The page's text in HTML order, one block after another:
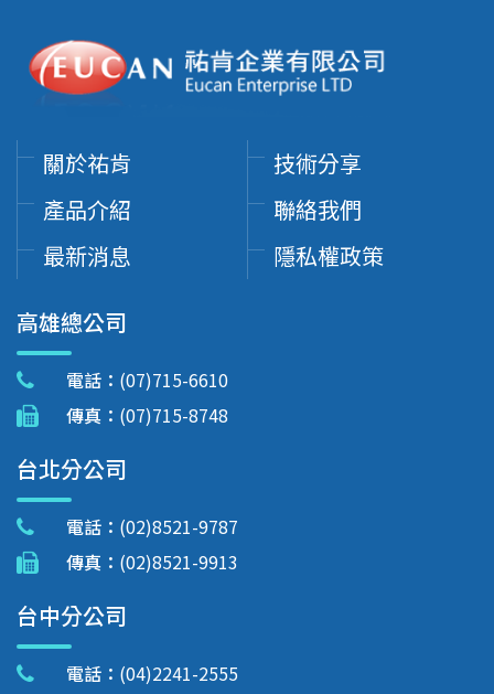
關於祐肯
產品介紹
最新消息
技術分享
聯絡我們
隱私權政策
高雄總公司
電話： (07)715-6610
傳真： (07)715-8748
台北分公司
電話： (02)8521-9787
傳真： (02)8521-9913
台中分公司
電話： (04)2241-2555